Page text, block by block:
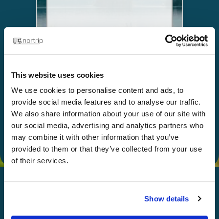
This website uses cookies
We use cookies to personalise content and ads, to
provide social media features and to analyse our traffic.
We also share information about your use of our site with
our social media, advertising and analytics partners who
may combine it with other information that you’ve
provided to them or that they’ve collected from your use
of their services.
Show details
Valitse
Anna lahjaksi